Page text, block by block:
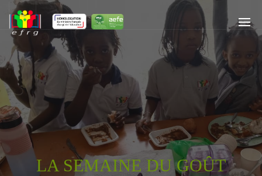
LA SEMAINE DU GOÛT